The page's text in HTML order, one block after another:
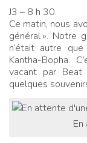
J3 – 8 h 30.
Ce matin, nous
général». Notre
n’était autre
Kantha-Bopha.
vacant par
quelques